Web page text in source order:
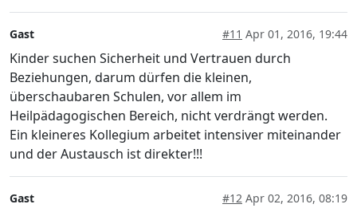
Gast #11 Apr 01, 2016, 19:44
Kinder suchen Sicherheit und Vertrauen durch
Beziehungen, darum dürfen die kleinen,
überschaubaren Schulen, vor allem im
Heilpädagogischen Bereich, nicht verdrängt werden.
Ein kleineres Kollegium arbeitet intensiver miteinander
und der Austausch ist direkter!!!
Gast #12 Apr 02, 2016, 08:19